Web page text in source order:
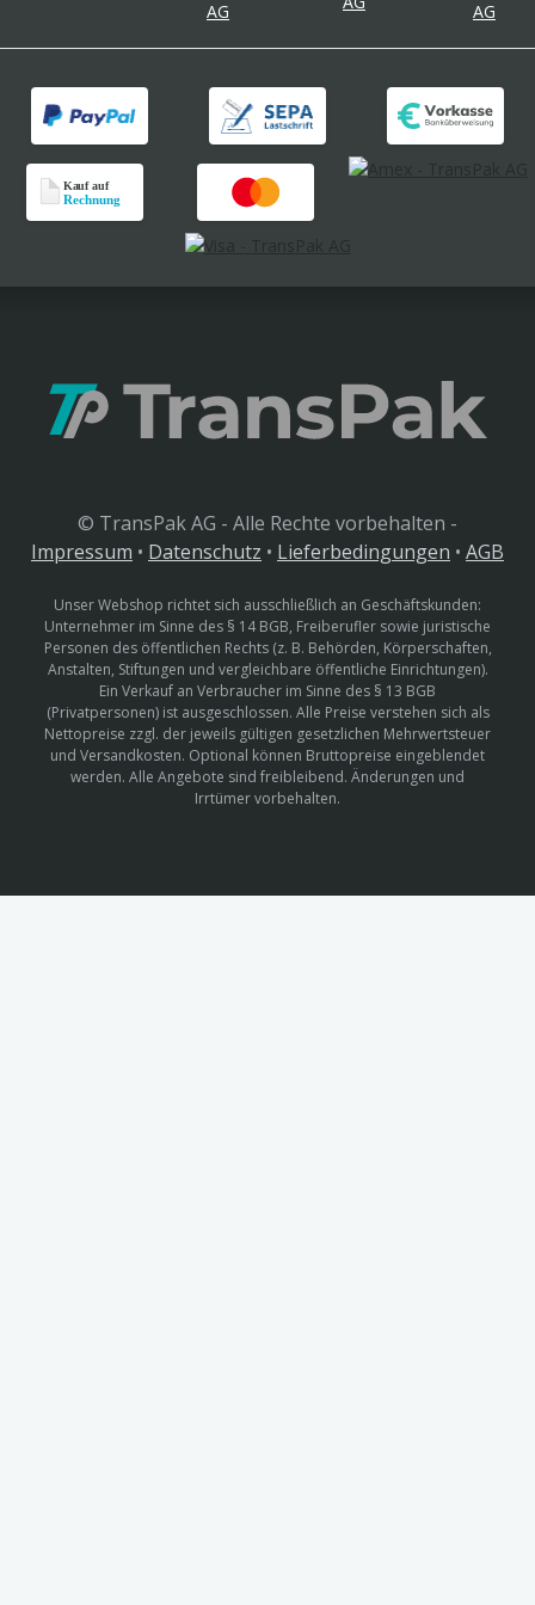
© TransPak AG - Alle Rechte vorbehalten -
Impressum • Datenschutz • Lieferbedingungen • AGB
Unser Webshop richtet sich ausschließlich an Geschäftskunden:
Unternehmer im Sinne des § 14 BGB, Freiberufler sowie juristische
Personen des öffentlichen Rechts (z. B. Behörden, Körperschaften,
Anstalten, Stiftungen und vergleichbare öffentliche Einrichtungen).
Ein Verkauf an Verbraucher im Sinne des § 13 BGB
(Privatpersonen) ist ausgeschlossen. Alle Preise verstehen sich als
Nettopreise zzgl. der jeweils gültigen gesetzlichen Mehrwertsteuer
und Versandkosten. Optional können Bruttopreise eingeblendet
werden. Alle Angebote sind freibleibend. Änderungen und
Irrtümer vorbehalten.